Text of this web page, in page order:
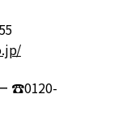
☎️0120-